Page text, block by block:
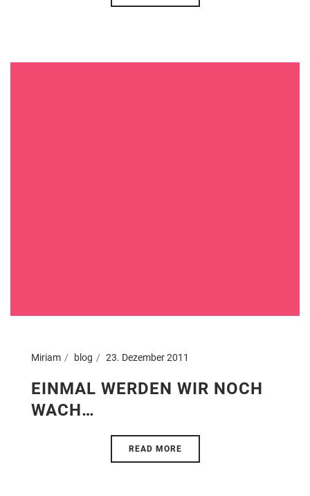
Miriam blog 23. Dezember 2011
EINMAL WERDEN WIR NOCH
WACH…
READ MORE